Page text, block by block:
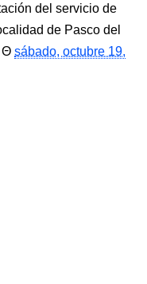
del servicio de
de Pasco del
sábado, octubre 19,